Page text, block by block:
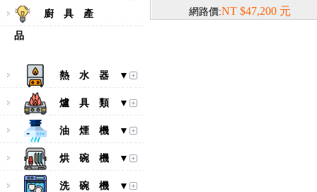
廚 具 產
品
熱 水 器 ▼
爐 具 類 ▼
油 煙 機 ▼
烘 碗 機 ▼
洗 碗 機 ▼
網路價:NT $47,200 元